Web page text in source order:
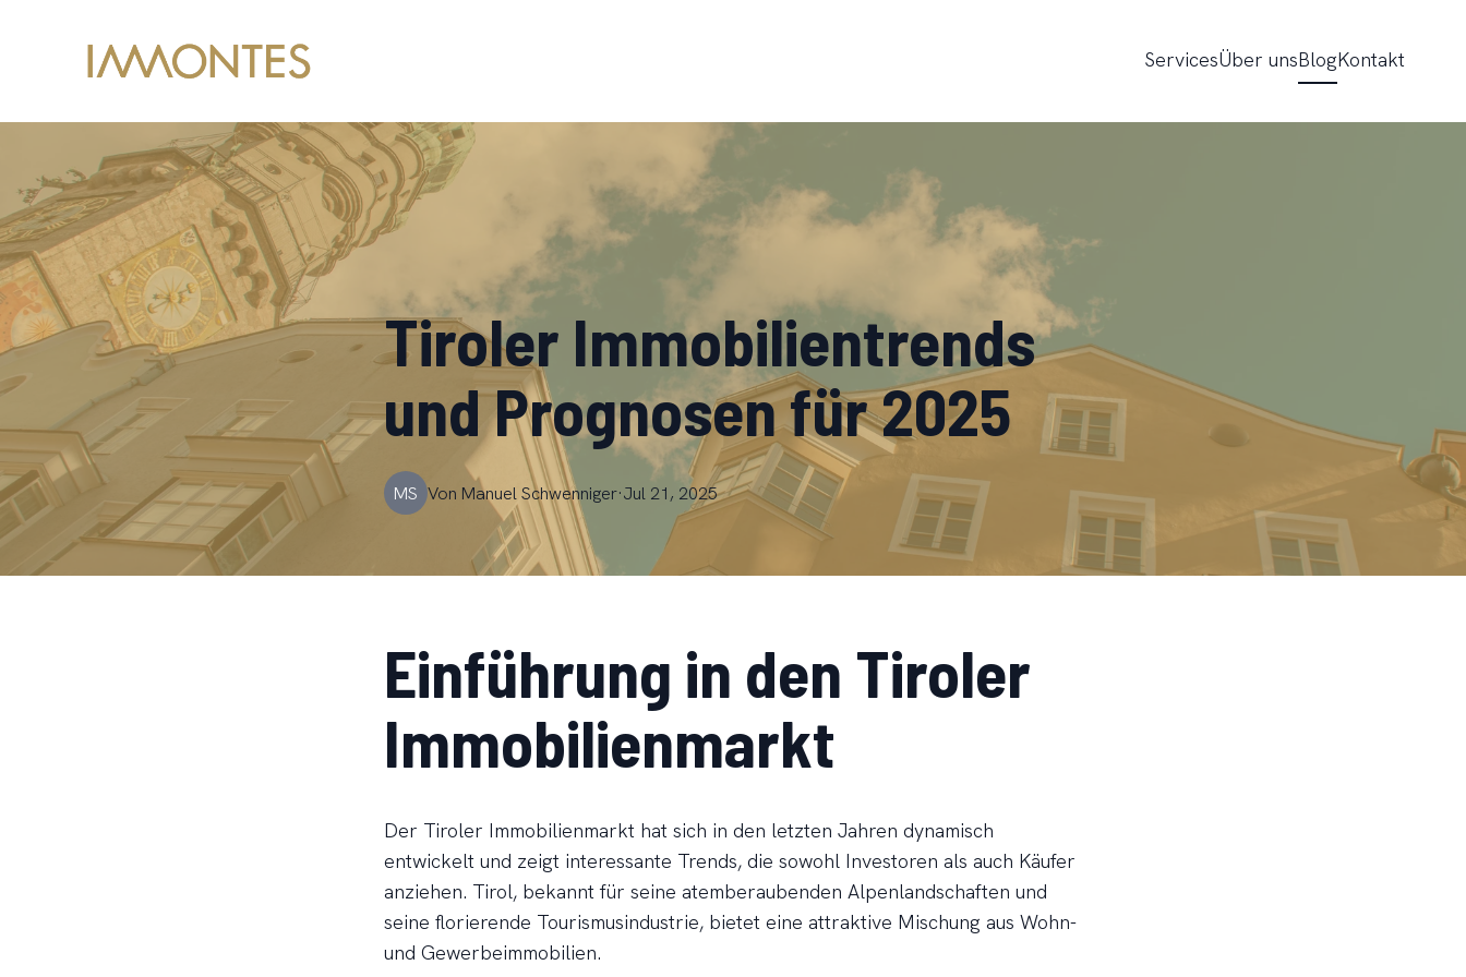
ServicesÜber unsBlogKontakt
Tiroler Immobilientrends
und Prognosen für 2025
MS Jul 21, 2025
·
Von ManuelSchwenniger
Einführung in den Tiroler
Immobilienmarkt
Der Tiroler Immobilienmarkt hat sich in den letzten Jahren dynamisch
entwickelt und zeigt interessante Trends, die sowohl Investoren als auch Käufer
anziehen. Tirol, bekannt für seine atemberaubenden Alpenlandschaften und
seine florierende Tourismusindustrie, bietet eine attraktive Mischung aus Wohn-
und Gewerbeimmobilien.